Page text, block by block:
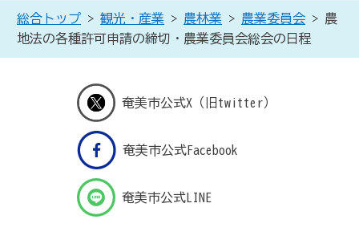
総合トップ > 観光・産業 > 農林業 > 農業委員会 > 農
地法の各種許可申請の締切・農業委員会総会の日程
奄美市公式X（旧twitter）
奄美市公式Facebook
奄美市公式LINE